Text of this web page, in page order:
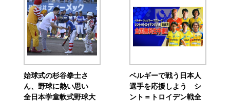
始球式の杉谷拳士さ
ん、野球に熱い思い
全日本学童軟式野球大
ベルギーで戦う日本人
選手を応援しよう シ
ント＝トロイデン戦全